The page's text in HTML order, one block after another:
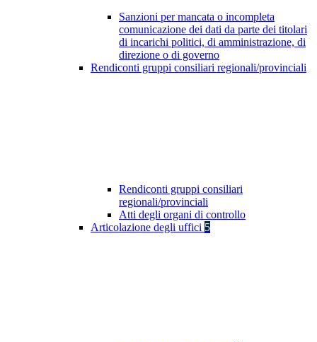
Sanzioni per mancata o incompleta
comunicazione dei dati da parte dei titolari
di incarichi politici, di amministrazione, di
direzione o di governo
Rendiconti gruppi consiliari regionali/provinciali
Rendiconti gruppi consiliari
regionali/provinciali
Atti degli organi di controllo
Articolazione degli uffici 5